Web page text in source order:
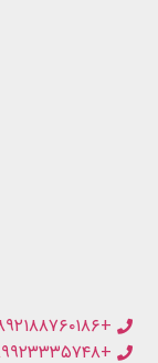
+۹۸۹۲۱۸۸۷۶۰۱۸۶
+۹۸۹۹۲۳۳۳۵۷۴۸